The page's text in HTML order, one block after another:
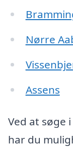
Nørre
Assens
Ved at søge
har du